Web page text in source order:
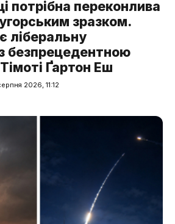
потрібна переконлива
зразком.
ліберальну
безпрецедентною
Ґартон Еш
2026, 11:12